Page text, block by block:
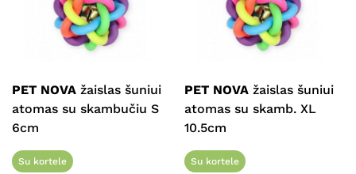
PET NOVA žaislas šuniui
atomas su skambučiu S
6cm
Su kortele
PET NOVA žaislas šuniui
atomas su skamb. XL
10.5cm
Su kortele